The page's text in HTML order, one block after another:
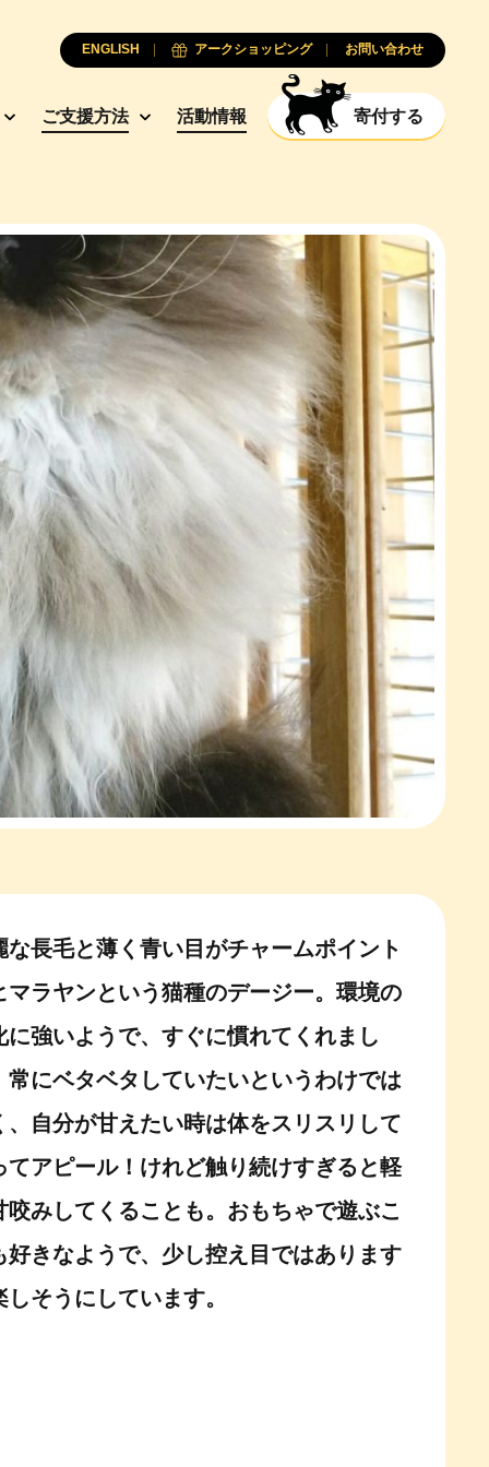
ご支援方法 活動情報 寄付する
ENGLISH アークショッピング お問い合わせ
な長毛と薄く青い目がチャームポイント
マラヤンという猫種のデージー。環境の
に強いようで、すぐに慣れてくれまし
常にベタベタしていたいというわけでは
、自分が甘えたい時は体をスリスリして
てアピール！けれど触り続けすぎると軽
咬みしてくることも。おもちゃで遊ぶこ
好きなようで、少し控え目ではあります
しそうにしています。